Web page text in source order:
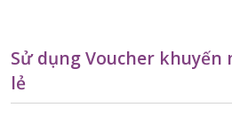
Sử dụng Voucher
lẻ